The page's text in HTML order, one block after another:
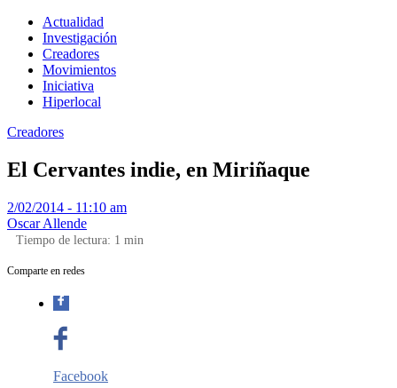
Actualidad
Investigación
Creadores
Movimientos
Iniciativa
Hiperlocal
Creadores
El Cervantes indie, en Miriñaque
2/02/2014 - 11:10 am
Oscar Allende
Tiempo de lectura: 1 min
Comparte en redes
Facebook